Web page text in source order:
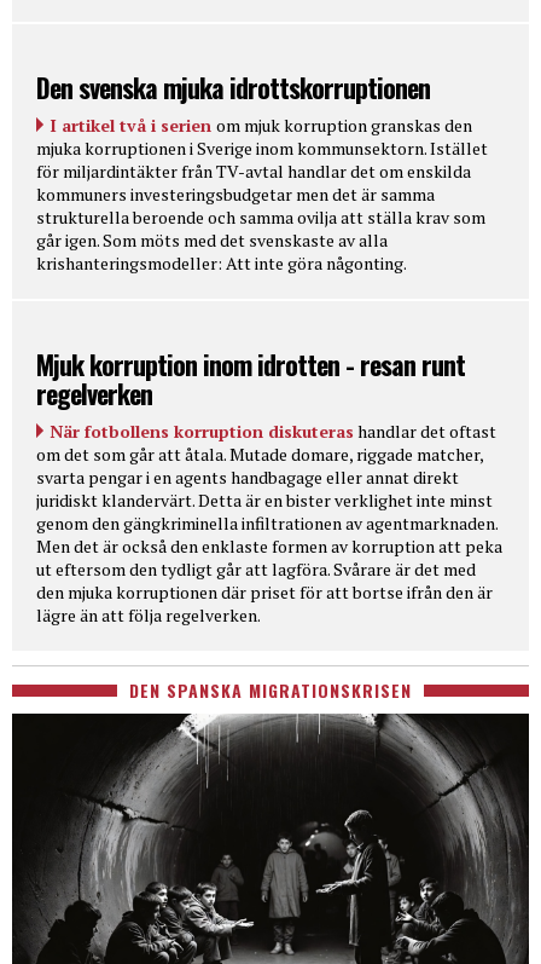
Den svenska mjuka idrottskorruptionen
I artikel två i serien om mjuk korruption granskas den
mjuka korruptionen i Sverige inom kommunsektorn. Istället
för miljardintäkter från TV-avtal handlar det om enskilda
kommuners investeringsbudgetar men det är samma
strukturella beroende och samma ovilja att ställa krav som
går igen. Som möts med det svenskaste av alla
krishanteringsmodeller: Att inte göra någonting.
Mjuk korruption inom idrotten - resan runt
regelverken
När fotbollens korruption diskuteras handlar det oftast
om det som går att åtala. Mutade domare, riggade matcher,
svarta pengar i en agents handbagage eller annat direkt
juridiskt klandervärt. Detta är en bister verklighet inte minst
genom den gängkriminella infiltrationen av agentmarknaden.
Men det är också den enklaste formen av korruption att peka
ut eftersom den tydligt går att lagföra. Svårare är det med
den mjuka korruptionen där priset för att bortse ifrån den är
lägre än att följa regelverken.
DEN SPANSKA MIGRATIONSKRISEN